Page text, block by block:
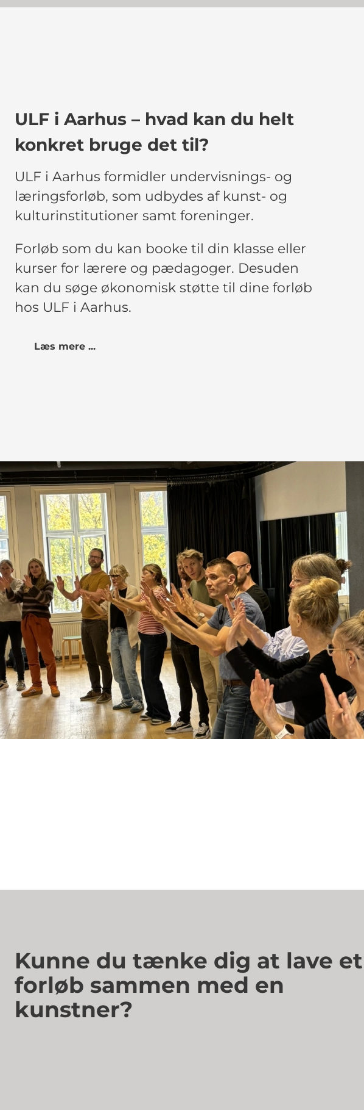
ULF i Aarhus – hvad kan du helt
konkret bruge det til?
ULF i Aarhus formidler undervisnings- og
læringsforløb, som udbydes af kunst- og
kulturinstitutioner samt foreninger.
Forløb som du kan booke til din klasse eller
kurser for lærere og pædagoger. Desuden
kan du søge økonomisk støtte til dine forløb
hos ULF i Aarhus.
Læs mere ...
Kunne du tænke dig at lave et
forløb sammen med en
kunstner?